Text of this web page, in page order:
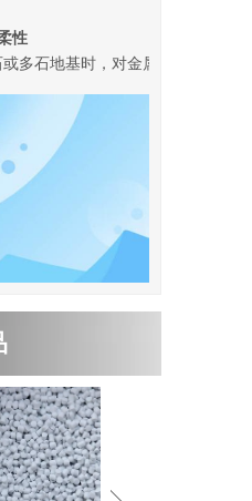
性
多石地基时，对金属管道应铺垫
数
变形一样,我们从纯弯曲的情况着